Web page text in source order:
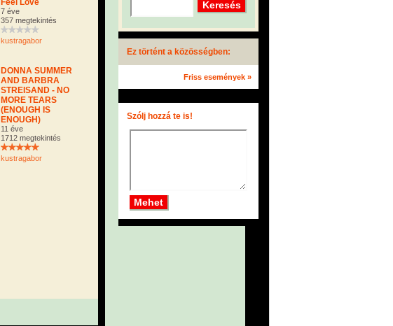
Feel Love
7 éve
357 megtekintés
kustragabor
DONNA SUMMER
AND BARBRA
STREISAND - NO
MORE TEARS
(ENOUGH IS
ENOUGH)
11 éve
1712 megtekintés
kustragabor
Ez történt a közösségben:
Friss események »
Szólj hozzá te is!